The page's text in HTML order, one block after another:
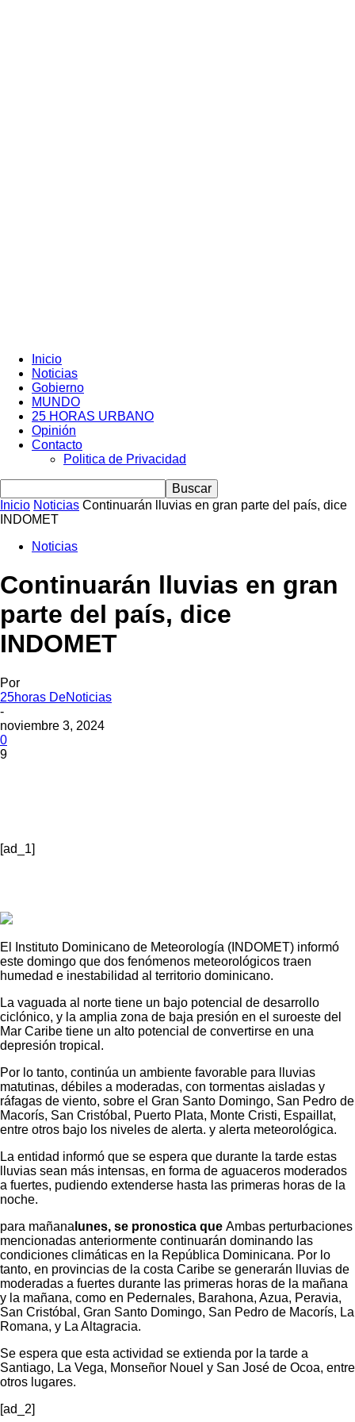
Inicio
Noticias
Gobierno
MUNDO
25 HORAS URBANO
Opinión
Contacto
Politica de Privacidad
Inicio Noticias Continuarán lluvias en gran parte del país, dice
INDOMET
Noticias
Continuarán lluvias en gran
parte del país, dice
INDOMET
Por
25horas DeNoticias
-
noviembre 3, 2024
0
9
[ad_1]
El Instituto Dominicano de Meteorología (INDOMET) informó
este domingo que dos fenómenos meteorológicos traen
humedad e inestabilidad al territorio dominicano.
La vaguada al norte tiene un bajo potencial de desarrollo
ciclónico, y la amplia zona de baja presión en el suroeste del
Mar Caribe tiene un alto potencial de convertirse en una
depresión tropical.
Por lo tanto, continúa un ambiente favorable para lluvias
matutinas, débiles a moderadas, con tormentas aisladas y
ráfagas de viento, sobre el Gran Santo Domingo, San Pedro de
Macorís, San Cristóbal, Puerto Plata, Monte Cristi, Espaillat,
entre otros bajo los niveles de alerta. y alerta meteorológica.
La entidad informó que se espera que durante la tarde estas
lluvias sean más intensas, en forma de aguaceros moderados
a fuertes, pudiendo extenderse hasta las primeras horas de la
noche.
para mañana lunes, se pronostica que Ambas perturbaciones
mencionadas anteriormente continuarán dominando las
condiciones climáticas en la República Dominicana. Por lo
tanto, en provincias de la costa Caribe se generarán lluvias de
moderadas a fuertes durante las primeras horas de la mañana
y la mañana, como en Pedernales, Barahona, Azua, Peravia,
San Cristóbal, Gran Santo Domingo, San Pedro de Macorís, La
Romana, y La Altagracia.
Se espera que esta actividad se extienda por la tarde a
Santiago, La Vega, Monseñor Nouel y San José de Ocoa, entre
otros lugares.
[ad_2]